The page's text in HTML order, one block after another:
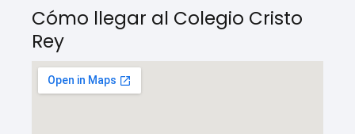
Cómo llegar al Colegio Cristo
Rey